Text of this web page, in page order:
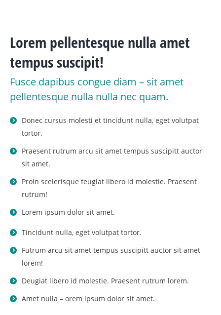
Lorem pellentesque nulla amet
tempus suscipit!
Fusce dapibus congue diam – sit amet
pellentesque nulla nulla nec quam.
Donec cursus molesti et tincidunt nulla, eget volutpat
tortor.
Praesent rutrum arcu sit amet tempus suscipitt auctor
sit amet.
Proin scelerisque feugiat libero id molestie. Praesent
rutrum!
Lorem ipsum dolor sit amet.
Tincidunt nulla, eget volutpat tortor.
Futrum arcu sit amet tempus suscipitt auctor sit amet
lorem!
Deugiat libero id molestie. Praesent rutrum lorem.
Amet nulla – orem ipsum dolor sit amet.